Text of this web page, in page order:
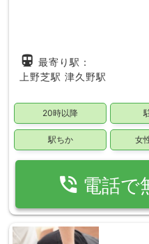
directions_subway 最寄り駅：
上野芝駅 津久野駅
20時以降
駅ちか 女
phone_in_talk 電話で